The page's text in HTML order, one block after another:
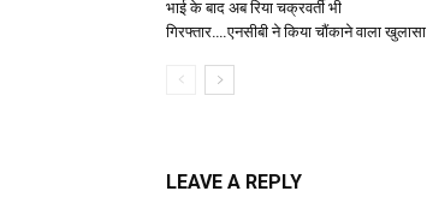
भाई के बाद अब रिया चक्रवर्ती भी
गिरफ्तार….एनसीबी ने किया चौंकाने वाला खुलासा
LEAVE A REPLY